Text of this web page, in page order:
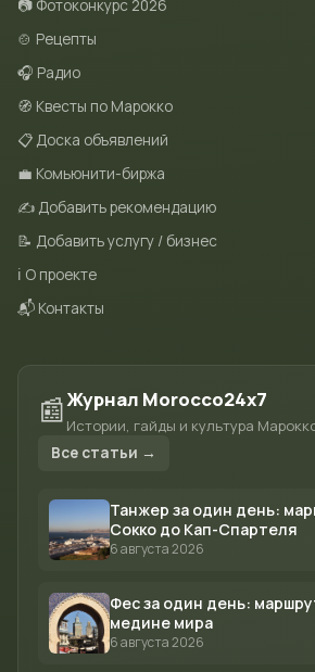
📷 Фотоконкурс 2026
🍲 Рецепты
🎧 Радио
🧭 Квесты по Марокко
📋 Доска объявлений
💼 Комьюнити-биржа
✍️ Добавить рекомендацию
📝 Добавить услугу / бизнес
ℹ️ О проекте
📬 Контакты
📰Журнал Morocco24x7
Истории, гайды и культура
Все статьи →
Танжер за один день:
Сокко до Кап-Спартеля
6 августа 2026
Фес за один день:
медине мира
6 августа 2026